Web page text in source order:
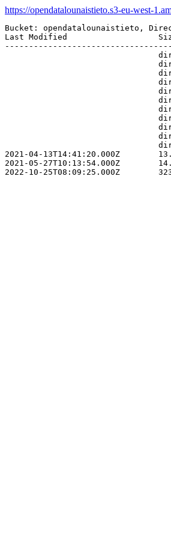
https://opendatalounaistieto.s3-eu-west-
Bucket: opendatalounaistieto,
Last Modified
2021-04-13T14:41:20.000Z
2021-05-27T10:13:54.000Z
2022-10-25T08:09:25.000Z